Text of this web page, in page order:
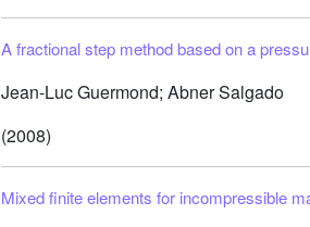
A fractional step method based on a
Jean-Luc Guermond; Abner Salgado
(2008)
Mixed finite elements for incompressible